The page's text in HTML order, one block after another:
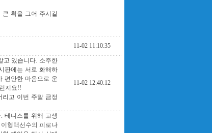
획을 그어 주시길
11-02 11:10:35
고 있습니다. 소주한
판에는 서로 화해하
편안한 마음으로 운
지요!!
리고 이번 주말 금정
11-02 12:40:12
테니스를 위해 고생
형택선수의 피로나